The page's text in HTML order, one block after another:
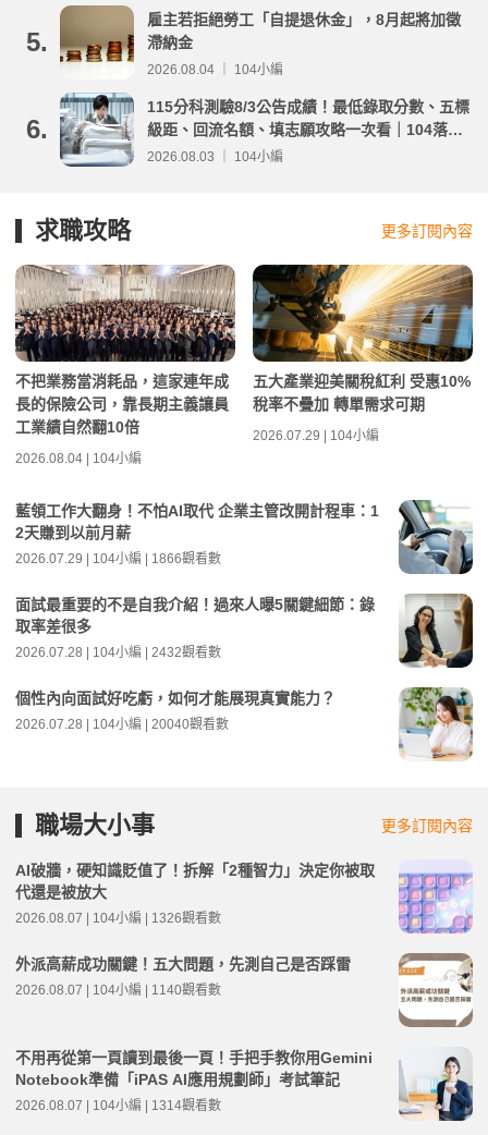
5.
雇主若拒絕勞工「自提退休金」，8月起將加徵
滯納金
2026.08.04 ｜ 104小編
6.
115分科測驗8/3公告成績！最低錄取分數、五標
級距、回流名額、填志願攻略一次看｜104落點
分析
2026.08.03 ｜ 104小編
求職攻略 更多訂閱內容
不把業務當消耗品，這家連年成
長的保險公司，靠長期主義讓員
工業績自然翻10倍
2026.08.04 | 104小編
五大產業迎美關稅紅利 受惠10%
稅率不疊加 轉單需求可期
2026.07.29 | 104小編
藍領工作大翻身！不怕AI取代 企業主管改開計程車：1
2天賺到以前月薪
2026.07.29 | 104小編 | 1866觀看數
面試最重要的不是自我介紹！過來人曝5關鍵細節：錄
取率差很多
2026.07.28 | 104小編 | 2432觀看數
個性內向面試好吃虧，如何才能展現真實能力？
2026.07.28 | 104小編 | 20040觀看數
職場大小事 更多訂閱內容
AI破牆，硬知識貶值了！拆解「2種智力」決定你被取
代還是被放大
2026.08.07 | 104小編 | 1326觀看數
外派高薪成功關鍵！五大問題，先測自己是否踩雷
2026.08.07 | 104小編 | 1140觀看數
不用再從第一頁讀到最後一頁！手把手教你用Gemini
Notebook準備「iPAS AI應用規劃師」考試筆記
2026.08.07 | 104小編 | 1314觀看數